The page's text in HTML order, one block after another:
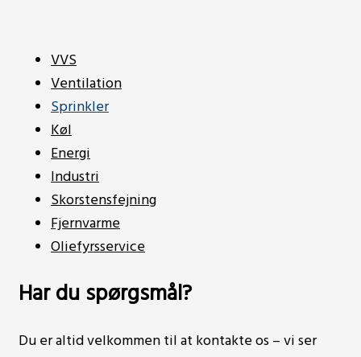
VVS
Ventilation
Sprinkler
Køl
Energi
Industri
Skorstensfejning
Fjernvarme
Oliefyrsservice
Har du spørgsmål?
Du er altid velkommen til at kontakte os – vi ser